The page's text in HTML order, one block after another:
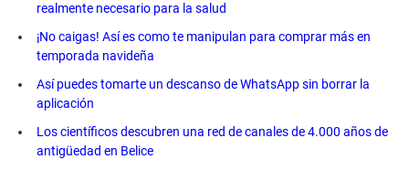
realmente necesario para la salud
¡No caigas! Así es como te manipulan para comprar más en
temporada navideña
Así puedes tomarte un descanso de WhatsApp sin borrar la
aplicación
Los científicos descubren una red de canales de 4.000 años de
antigüedad en Belice